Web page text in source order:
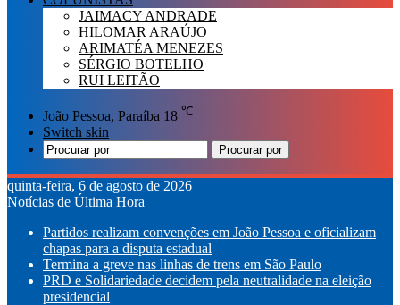
JAIMACY ANDRADE
HILOMAR ARAÚJO
ARIMATÉA MENEZES
SÉRGIO BOTELHO
RUI LEITÃO
João Pessoa, Paraíba 18 ℃
Switch skin
Procurar por
quinta-feira, 6 de agosto de 2026
Notícias de Última Hora
Partidos realizam convenções em João Pessoa e oficializam
chapas para a disputa estadual
Termina a greve nas linhas de trens em São Paulo
PRD e Solidariedade decidem pela neutralidade na eleição
presidencial